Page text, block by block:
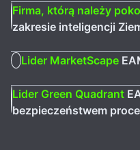
Firma, którą należy
zakresie inteligencji
Lider MarketScape
Lider Green Quadrant
bezpieczeństwem